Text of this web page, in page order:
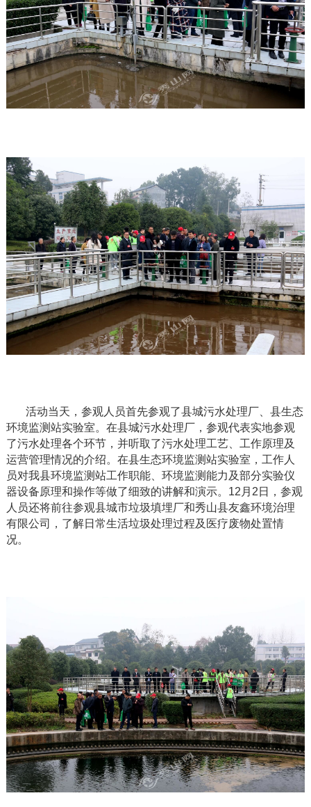
活动当天，参观人员首先参观了县城污水处理厂、县生态
环境监测站实验室。在县城污水处理厂，参观代表实地参观
了污水处理各个环节，并听取了污水处理工艺、工作原理及
运营管理情况的介绍。在县生态环境监测站实验室，工作人
员对我县环境监测站工作职能、环境监测能力及部分实验仪
器设备原理和操作等做了细致的讲解和演示。 12 月 2 日，参观
人员还将前往参观县城市垃圾填埋厂和秀山县友鑫环境治理
有限公司，了解日常生活垃圾处理过程及医疗废物处置情
况。